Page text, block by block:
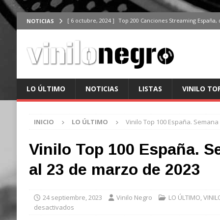
NOTICIAS [ 6 octubre, 2024 ] Top 200 Canciones Streaming
[ 3 octubre, 2024 ] Top 100 Artistas Españoles
[ 2 octubre, 2024 ] Top 100 Artistas Internacionales
ÚLTIMO
[ 6 octubre, 2024 ] Top 200 Canciones España, del 30 de
LO ÚLTIMO NOTICIAS LISTAS VINILO
INICIO LO ÚLTIMO Vinilo Top 100 España.
Vinilo Top 100 España.
al 23 de marzo de 2023
24 septiembre, 2023 Vinilo Negro LO ÚLTIMO,
desactivados